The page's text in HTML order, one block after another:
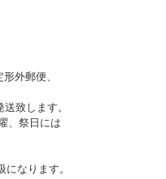
外郵便、
送致します。
、祭日には
なります。